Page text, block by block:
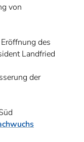
von
des
Landfried
der